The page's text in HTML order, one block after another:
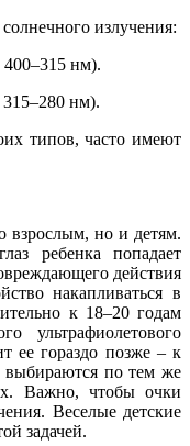
излучения:
400–315 нм).
315–280 нм).
типов, часто имеют
взрослым, но и детям.
ребенка попадает
действия
накапливаться в
к 18–20 годам
ультрафиолетового
ее гораздо позже – к
выбираются по тем же
Важно, чтобы очки
Веселые детские
задачей.